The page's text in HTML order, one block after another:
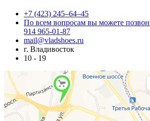
+7 (423) 245–64–45
По всем вопросам вы можете
914 965-01-87
mail@vladshoes.ru
г. Владивосток
10 - 19